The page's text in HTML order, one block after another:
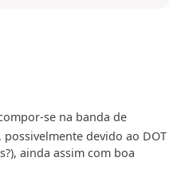
se na banda de
devido ao DOT
ainda assim com boa